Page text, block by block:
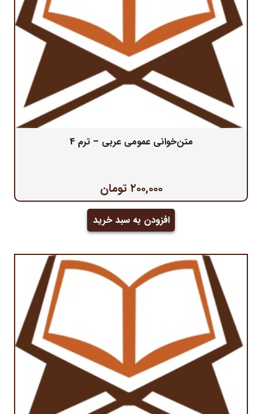
متن‌خوانی عمومی عربی – ترم 4
۲۰۰,۰۰۰ تومان
افزودن به سبد خرید